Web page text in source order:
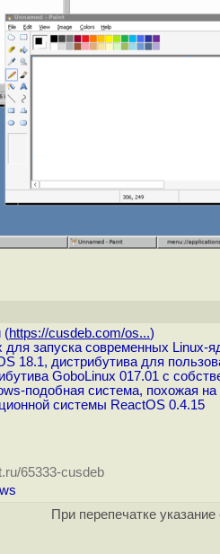
(https://cusdeb.com/os...)
запуска современных Linux-
18.1, дистрибутива для
GoboLinux 017.01 с
подобная система, похожая
системы ReactOS 0.4.15
65333-cusdeb
При перепечатке